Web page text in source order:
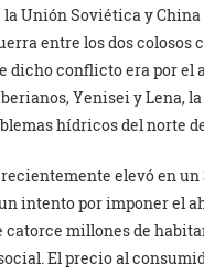
Unión Soviética y China
entre los dos colosos
dicho conflicto era por el
Yenisei y Lena,
hídricos del norte
elevó en un
intento por imponer el
catorce millones de
El precio al